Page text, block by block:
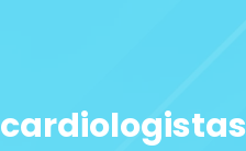
cardiologistas